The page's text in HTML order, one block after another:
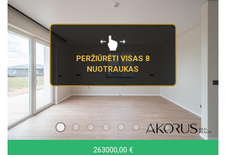
263000,00 €
PERŽIŪRĖTI VISAS 8
NUOTRAUKAS